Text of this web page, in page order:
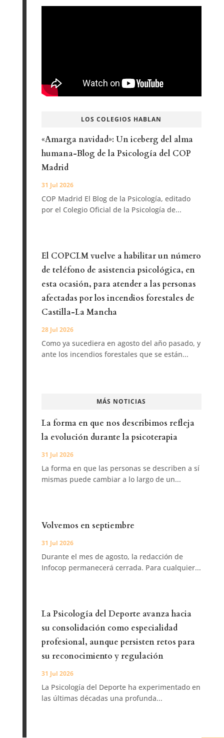
LOS COLEGIOS HABLAN
«Amarga navidad»: Un iceberg del alma
humana-Blog de la Psicología del COP
Madrid
31 Jul 2026
COP Madrid El Blog de la Psicología, editado
por el Colegio Oficial de la Psicología de...
El COPCLM vuelve a habilitar un número
de teléfono de asistencia psicológica, en
esta ocasión, para atender a las personas
afectadas por los incendios forestales de
Castilla-La Mancha
28 Jul 2026
Como ya sucediera en agosto del año pasado, y
ante los incendios forestales que se están...
MÁS NOTICIAS
La forma en que nos describimos refleja
la evolución durante la psicoterapia
31 Jul 2026
La forma en que las personas se describen a sí
mismas puede cambiar a lo largo de un...
Volvemos en septiembre
31 Jul 2026
Durante el mes de agosto, la redacción de
Infocop permanecerá cerrada. Para cualquier...
La Psicología del Deporte avanza hacia
su consolidación como especialidad
profesional, aunque persisten retos para
su reconocimiento y regulación
31 Jul 2026
La Psicología del Deporte ha experimentado en
las últimas décadas una profunda...